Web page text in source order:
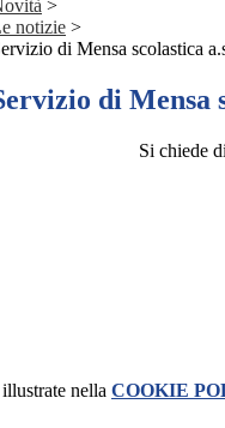
>
notizie >
di Mensa scolastica
di Mensa
Si chiede
nella COOKIE